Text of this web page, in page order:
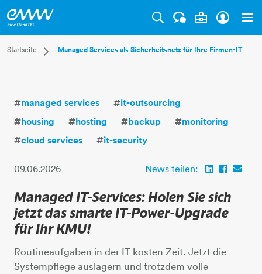
Startseite
Dropdown Startseite
Managed Services als Sicherheitsnetz für Ihre Firmen-IT
#managed services #it-outsourcing
#housing #hosting #backup #monitoring
#cloud services #it-security
09.06.2026 News teilen:
Managed IT-Services: Holen Sie sich
jetzt das smarte IT-Power-Upgrade
für Ihr KMU!
Routineaufgaben in der IT kosten Zeit. Jetzt die
Systempflege auslagern und trotzdem volle